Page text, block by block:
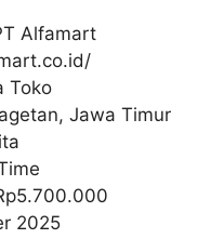
Alfamart
Toko
Jawa Timur
5.700.000
2025